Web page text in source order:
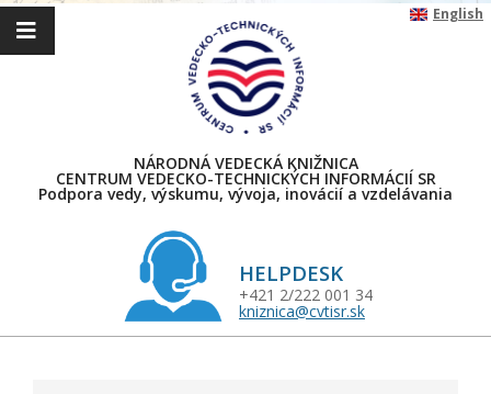
Skip
English
NÁRODNÁ VEDECKÁ KNIŽNICA
CENTRUM VEDECKO-TECHNICKÝCH INFORMÁCIÍ SR
Podpora vedy, výskumu, vývoja, inovácií a vzdelávania
HELPDESK
+421 2/222 001 34
kniznica@cvtisr.sk